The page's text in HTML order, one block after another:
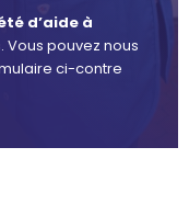
d’aide à
. Vous pouvez nous
ci-contre